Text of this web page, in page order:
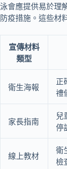
泳會應提供易於理
防疫措施。這些材
宣傳材料
類型
衛生海報
正
禮
家長指南
兒
停
線上教材
衛
檢